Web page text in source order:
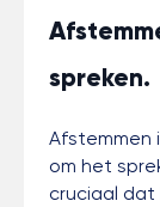
spreken.
Afstemmen
om het
cruciaal